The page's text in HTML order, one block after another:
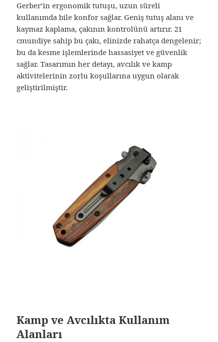
Gerber’in ergonomik tutuşu, uzun süreli
kullanımda bile konfor sağlar. Geniş tutuş alanı ve
kaymaz kaplama, çakının kontrolünü artırır. 21
cmundiye sahip bu çakı, elinizde rahatça dengelenir;
bu da kesme işlemlerinde hassasiyet ve güvenlik
sağlar. Tasarımın her detayı, avcılık ve kamp
aktivitelerinin zorlu koşullarına uygun olarak
geliştirilmiştir.
Kamp ve Avcılıkta Kullanım
Alanları